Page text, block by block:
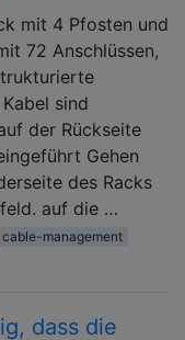
mit 4 Pfosten und
72 Anschlüssen,
sind
der Rückseite
Gehen
des Racks
auf die …
cable-management
dass die